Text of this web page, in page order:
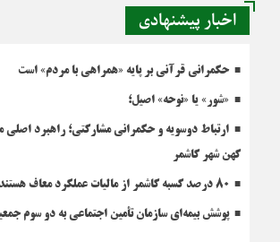
اخبار پیشنهادی
حکمرانی قرآنی بر پایه «همراهی با مردم» است
«شور» یا «نوحه» اصیل؛
ارتباط دوسویه و حکمرانی مشارکتی؛ راهبرد
کهن شهر کاشمر
۸۰ درصد کسبه کاشمر از مالیات عملکرد معاف هستند
پوشش بیمه‌ای سازمان تأمین اجتماعی به دو سوم